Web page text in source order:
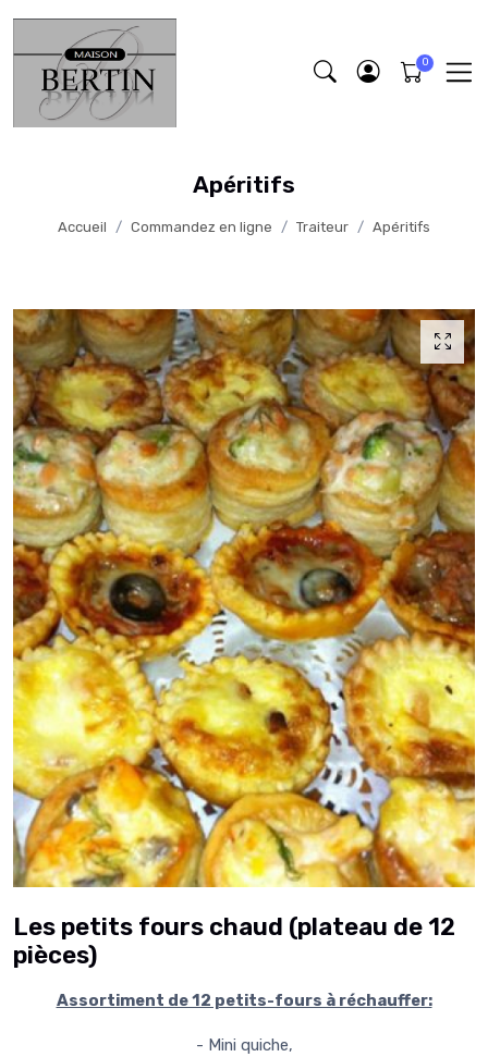
Apéritifs
Accueil Commandez en ligne Traiteur Apéritifs
Les petits fours chaud (plateau de 12
pièces)
Assortiment de 12 petits-fours à réchauffer:
- Mini quiche,